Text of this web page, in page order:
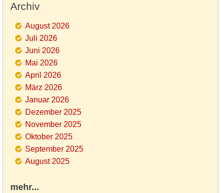
Archiv
August 2026
Juli 2026
Juni 2026
Mai 2026
April 2026
März 2026
Januar 2026
Dezember 2025
November 2025
Oktober 2025
September 2025
August 2025
mehr...